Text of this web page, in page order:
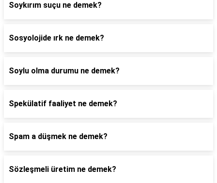
Soykırım suçu ne demek?
Sosyolojide ırk ne demek?
Soylu olma durumu ne demek?
Spekülatif faaliyet ne demek?
Spam a düşmek ne demek?
Sözleşmeli üretim ne demek?